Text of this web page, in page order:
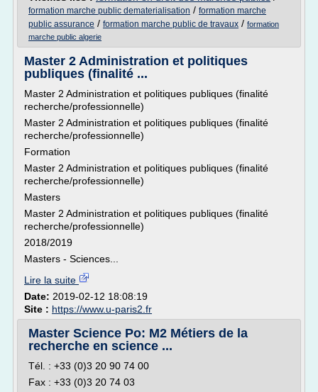
formation marche public dematerialisation / formation marche
public assurance / formation marche public de travaux / formation
marche public algerie
Master 2 Administration et politiques
publiques (finalité ...
Master 2 Administration et politiques publiques (finalité
recherche/professionnelle)
Master 2 Administration et politiques publiques (finalité
recherche/professionnelle)
Formation
Master 2 Administration et politiques publiques (finalité
recherche/professionnelle)
Masters
Master 2 Administration et politiques publiques (finalité
recherche/professionnelle)
2018/2019
Masters - Sciences...
Lire la suite
Date: 2019-02-12 18:08:19
Site : https://www.u-paris2.fr
Master Science Po: M2 Métiers de la
recherche en science ...
Tél. : +33 (0)3 20 90 74 00
Fax : +33 (0)3 20 74 03